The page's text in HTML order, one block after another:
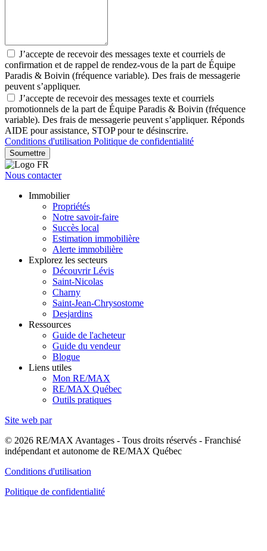
J’accepte de recevoir des messages texte et courriels de
confirmation et de rappel de rendez-vous de la part de Équipe
Paradis & Boivin (fréquence variable). Des frais de messagerie
peuvent s’appliquer.
J’accepte de recevoir des messages texte et courriels
promotionnels de la part de Équipe Paradis & Boivin (fréquence
variable). Des frais de messagerie peuvent s’appliquer. Réponds
AIDE pour assistance, STOP pour te désinscrire.
Conditions d'utilisation Politique de confidentialité
Soumettre
Nous contacter
Immobilier
Propriétés
Notre savoir-faire
Succès local
Estimation immobilière
Alerte immobilière
Explorez les secteurs
Découvrir Lévis
Saint-Nicolas
Charny
Saint-Jean-Chrysostome
Desjardins
Ressources
Guide de l'acheteur
Guide du vendeur
Blogue
Liens utiles
Mon RE/MAX
RE/MAX Québec
Outils pratiques
Site web par
© 2026 RE/MAX Avantages - Tous droits réservés - Franchisé
indépendant et autonome de RE/MAX Québec
Conditions d'utilisation
Politique de confidentialité